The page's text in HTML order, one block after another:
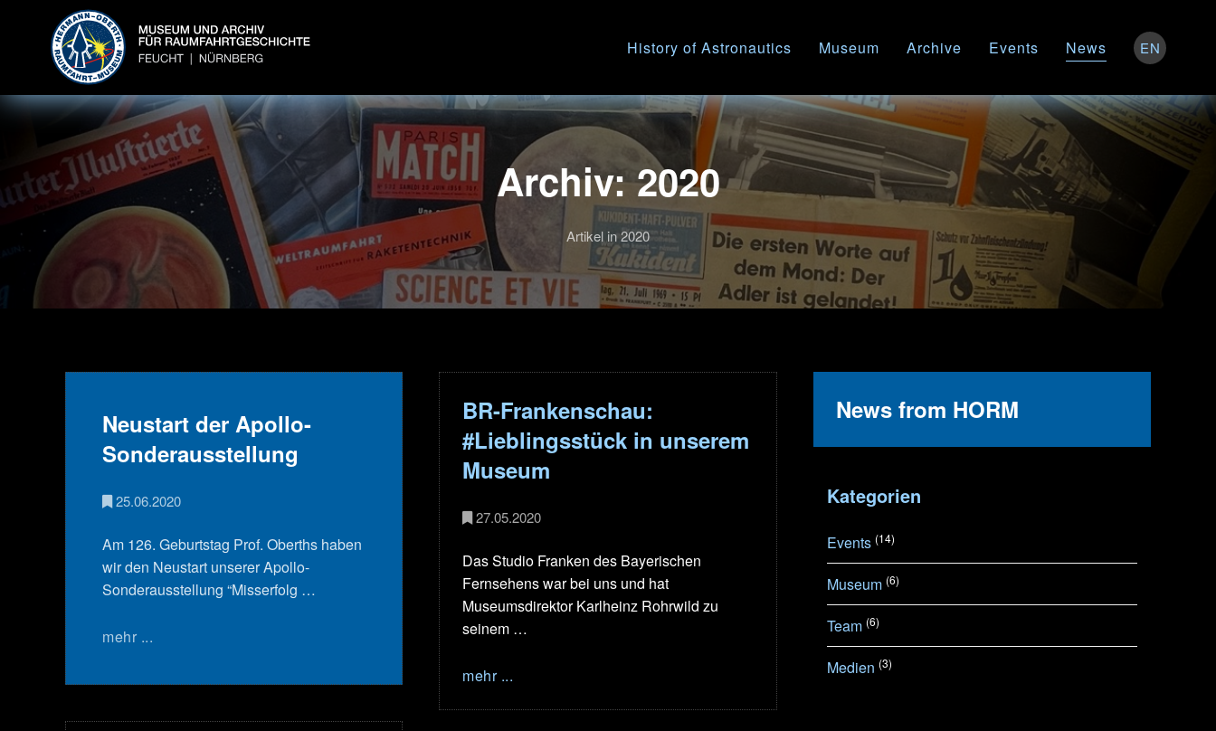
History of Astronautics Museum Archive Events News EN
Archiv: 2020
Artikel in 2020
Neustart der Apollo-
Sonderausstellung
25.06.2020
Am 126. Geburtstag Prof. Oberths haben
wir den Neustart unserer Apollo-
Sonderausstellung “Misserfolg …
mehr ...
BR-Frankenschau:
#Lieblingsstück in unserem
Museum
27.05.2020
Das Studio Franken des Bayerischen
Fernsehens war bei uns und hat
Museumsdirektor Karlheinz Rohrwild zu
seinem …
mehr ...
News from HORM
Kategorien
Events (14)
Museum (6)
Team (6)
Medien (3)